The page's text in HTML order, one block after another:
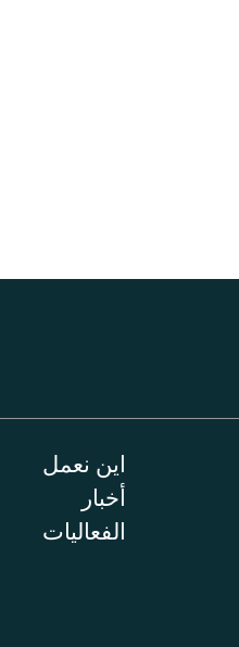
اين نعمل
أخبار
الفعاليات